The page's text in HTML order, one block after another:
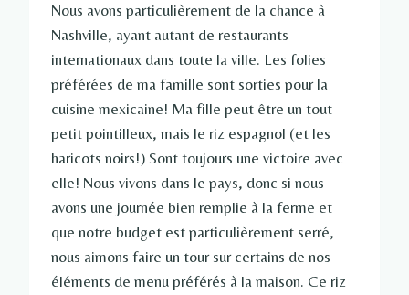
Nous avons particulièrement de la chance à
Nashville, ayant autant de restaurants
internationaux dans toute la ville. Les folies
préférées de ma famille sont sorties pour la
cuisine mexicaine! Ma fille peut être un tout-
petit pointilleux, mais le riz espagnol (et les
haricots noirs!) Sont toujours une victoire avec
elle! Nous vivons dans le pays, donc si nous
avons une journée bien remplie à la ferme et
que notre budget est particulièrement serré,
nous aimons faire un tour sur certains de nos
éléments de menu préférés à la maison. Ce riz